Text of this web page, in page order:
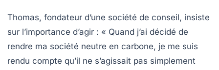
Thomas, fondateur d’une société de conseil, insiste
sur l’importance d’agir : « Quand j’ai décidé de
rendre ma société neutre en carbone, je me suis
rendu compte qu’il ne s’agissait pas simplement